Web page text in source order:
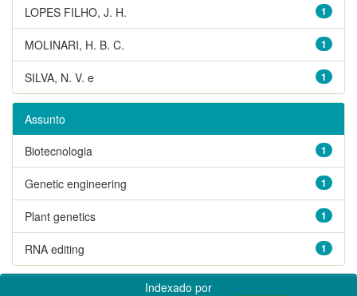
1
LOPES FILHO, J. H.
1
MOLINARI, H. B. C.
1
SILVA, N. V. e
Assunto
1
Biotecnologia
1
Genetic engineering
1
Plant genetics
1
RNA editing
Indexado por